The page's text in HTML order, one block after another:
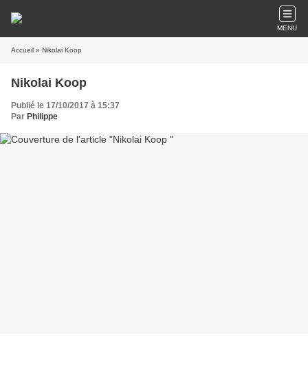
MENU
Accueil » Nikolai Koop
Nikolai Koop
Publié le 17/10/2017 à 15:37
Par Philippe